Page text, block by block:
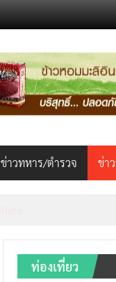
ข่าวทหาร/ตำรวจ ข่า
ท่องเที่ยว